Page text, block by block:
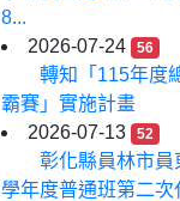
8...
2026-07-24
56
轉知「115年度
霸賽」實施計畫
2026-07-13
52
彰化縣員林市
學年度普通班第二次